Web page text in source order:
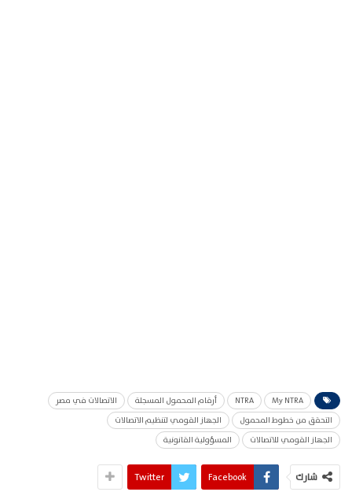
My NTRA
NTRA أرقام المحمول المسجلة
الاتصالات في مصر
التحقق من خطوط المحمول
الجهاز القومي لتنظيم الاتصالات
الجهاز القومي للاتصالات
المسؤولية القانونية
شارك Facebook
Twitter